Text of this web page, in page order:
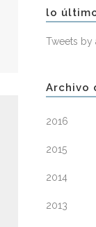
lo
Tweets by
Archivo
2016
2015
2014
2013